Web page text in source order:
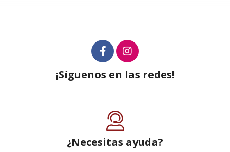
¡Síguenos en las redes!
¿Necesitas ayuda?